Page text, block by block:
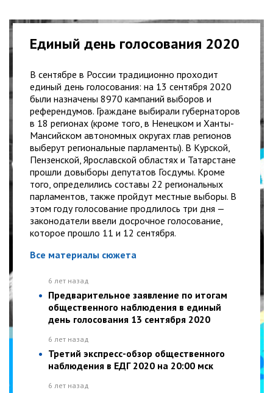
Единый день голосования 2020
В сентябре в России традиционно проходит
единый день голосования: на 13 сентября 2020
были назначены 8970 кампаний выборов и
референдумов. Граждане выбирали губернаторов
в 18 регионах (кроме того, в Ненецком и Ханты-
Мансийском автономных округах глав регионов
выберут региональные парламенты). В Курской,
Пензенской, Ярославской областях и Татарстане
прошли довыборы депутатов Госдумы. Кроме
того, определились составы 22 региональных
парламентов, также пройдут местные выборы. В
этом году голосование продлилось три дня —
законодатели ввели досрочное голосование,
которое прошло 11 и 12 сентября.
Все материалы сюжета
6 лет назад
Предварительное заявление по итогам
общественного наблюдения в единый
день голосования 13 сентября 2020
6 лет назад
Третий экспресс-обзор общественного
наблюдения в ЕДГ 2020 на 20:00 мск
6 лет назад